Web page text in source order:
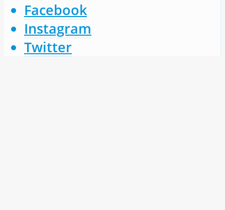
Facebook
Instagram
Twitter